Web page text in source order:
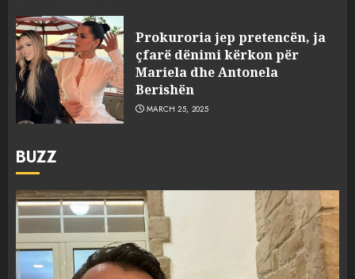
Prokuroria jep pretencën, ja
çfarë dënimi kërkon për
Mariela dhe Antonela
Berishën
MARCH 25, 2025
BUZZ